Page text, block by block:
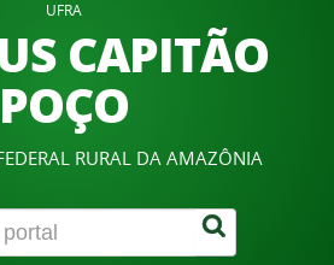
UFRA
CAPITÃO
POÇO
RURAL DA AMAZÔNIA